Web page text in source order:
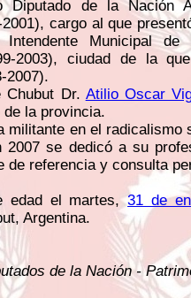
Diputado de la Nación
cargo al que
Municipal de
2003), ciudad de la
2007).
Chubut Dr. Atilio Oscar
la provincia.
militante en el radicalismo
2007 se dedicó a su
de referencia y consulta
edad el martes,31 de
Argentina.
de la Nación -